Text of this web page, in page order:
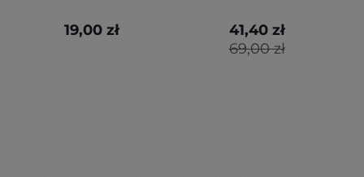
19,00 zł
69,00 zł
41,40 zł